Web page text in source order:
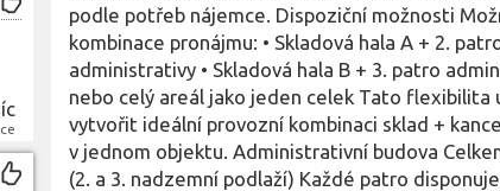
podle potřeb nájemce. Dispoziční možnosti
kombinace pronájmu: • Skladová hala A + 2.
administrativy • Skladová hala B + 3. patro
nebo celý areál jako jeden celek Tato flexibilita
vytvořit ideální provozní kombinaci sklad +
v jednom objektu. Administrativní budova
(2. a 3. nadzemní podlaží) Každé patro